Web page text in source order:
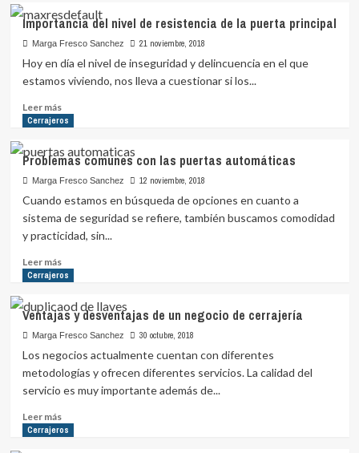
Si
busca
discreción,
la
caja
es
su
Importancia del nivel de resistencia de la puerta principal
Marga Fresco Sanchez 21 noviembre, 2018
Hoy en día el nivel de inseguridad y delincuencia en el que
estamos viviendo, nos lleva a cuestionar si los...
Leer másLeer
más
Importancia
del
nivel
de
resistencia
la
principal
Cerrajeros
Problemas comunes con las puertas automáticas
Marga Fresco Sanchez 12 noviembre, 2018
Cuando estamos en búsqueda de opciones en cuanto a
sistema de seguridad se refiere, también buscamos comodidad
y practicidad, sin...
Leer másLeer
más
Problemas
comunes
con
las
puertas
automáticas
Cerrajeros
Ventajas y desventajas de un negocio de cerrajería
Marga Fresco Sanchez 30 octubre, 2018
Los negocios actualmente cuentan con diferentes
metodologías y ofrecen diferentes servicios. La calidad del
servicio es muy importante además de...
Leer másLeer
más
Cerrajeros